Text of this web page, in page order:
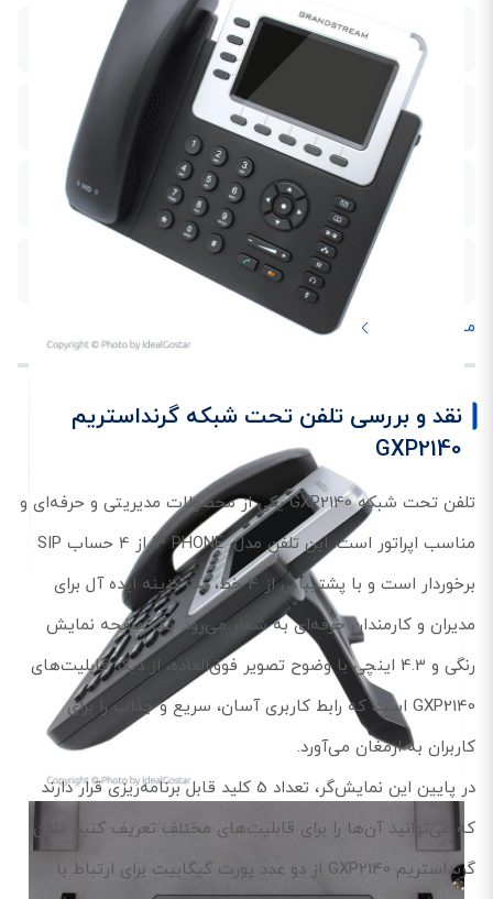
ابعاد (میلی متر) 46×206×228
رومیزی
PoE / Adaptor
پشتیبانی از SIP
مشاهده بیشتر
نقد و بررسی تلفن تحت شبکه گرنداستریم
GXP2140
تلفن تحت شبکه GXP2140 یکی از محصولات مدیریتی و حرفه‌ای و
مناسب اپراتور است. این تلفن مدل IP PHONE از 4 حساب SIP
برخوردار است و با پشتیبانی از 4 خط، یک گزینه ایده آل برای
مدیران و کارمندان حرفه‌ای به شمار می‌رود. یک صفحه نمایش
رنگی و 4.3 اینچی با وضوح تصویر فوق‌العاده، از دیگر قابلیت‌های
GXP2140 است که رابط کاربری آسان، سریع و جذاب را برای
کاربران به ارمغان می‌آورد.
در پایین این نمایش‌گر، تعداد 5 کلید قابل برنامه‌ریزی قرار دارند
که می‌توانید آن‌ها را برای قابلیت‌های مختلف تعریف کنید. تلفن
گرنداستریم GXP2140 از دو عدد پورت گیگابیت برای ارتباط با